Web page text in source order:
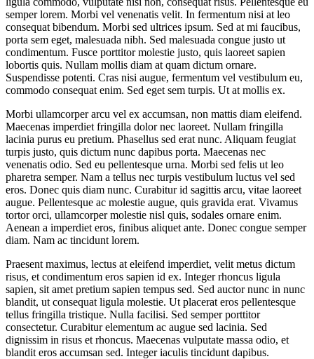
semper lorem. Morbi vel venenatis velit. In fermentum nisi at leo
consequat bibendum. Morbi sed ultrices ipsum. Sed at mi faucibus,
porta sem eget, malesuada nibh. Sed malesuada congue justo ut
condimentum. Fusce porttitor molestie justo, quis laoreet sapien
lobortis quis. Nullam mollis diam at quam dictum ornare.
Suspendisse potenti. Cras nisi augue, fermentum vel vestibulum eu,
commodo consequat enim. Sed eget sem turpis. Ut at mollis ex.
Morbi ullamcorper arcu vel ex accumsan, non mattis diam eleifend.
Maecenas imperdiet fringilla dolor nec laoreet. Nullam fringilla
lacinia purus eu pretium. Phasellus sed erat nunc. Aliquam feugiat
turpis justo, quis dictum nunc dapibus porta. Maecenas nec
venenatis odio. Sed eu pellentesque urna. Morbi sed felis ut leo
pharetra semper. Nam a tellus nec turpis vestibulum luctus vel sed
eros. Donec quis diam nunc. Curabitur id sagittis arcu, vitae laoreet
augue. Pellentesque ac molestie augue, quis gravida erat. Vivamus
tortor orci, ullamcorper molestie nisl quis, sodales ornare enim.
Aenean a imperdiet eros, finibus aliquet ante. Donec congue semper
diam. Nam ac tincidunt lorem.
Praesent maximus, lectus at eleifend imperdiet, velit metus dictum
risus, et condimentum eros sapien id ex. Integer rhoncus ligula
sapien, sit amet pretium sapien tempus sed. Sed auctor nunc in nunc
blandit, ut consequat ligula molestie. Ut placerat eros pellentesque
tellus fringilla tristique. Nulla facilisi. Sed semper porttitor
consectetur. Curabitur elementum ac augue sed lacinia. Sed
dignissim in risus et rhoncus. Maecenas vulputate massa odio, et
blandit eros accumsan sed. Integer iaculis tincidunt dapibus.